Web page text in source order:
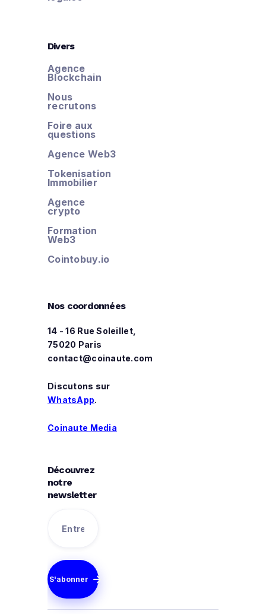
Divers
Agence
Blockchain
Nous
recrutons
Foire aux
questions
Agence Web3
Tokenisation
Immobilier
Agence
crypto
Formation
Web3
Cointobuy.io
Nos coordonnées
14 - 16 Rue Soleillet,
75020 Paris
contact@coinaute.com
Discutons sur
WhatsApp.
Coinaute Media
Découvrez
notre
newsletter
